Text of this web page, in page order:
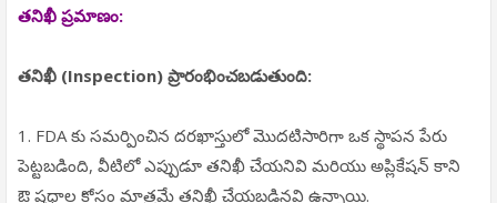
తనిఖీ ప్రమాణం:
తనిఖీ (Inspection) ప్రారంభించబడుతుంది:
1. FDA కు సమర్పించిన దరఖాస్తులో మొదటిసారిగా ఒక స్థాపన పేరు
పెట్టబడింది, వీటిలో ఎప్పుడూ తనిఖీ చేయనివి మరియు అప్లికేషన్ కాని
ఔ షధాల కోసం మాత్రమే తనిఖీ చేయబడినవి ఉన్నాయి.